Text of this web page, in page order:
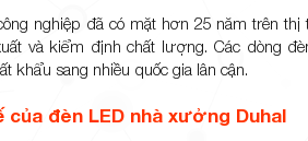
nghiệp đã có mặt hơn 25 năm trên
và kiểm định chất lượng. Các dòng
khẩu sang nhiều quốc gia lân cận.
đèn LED nhà xưởng Duhal